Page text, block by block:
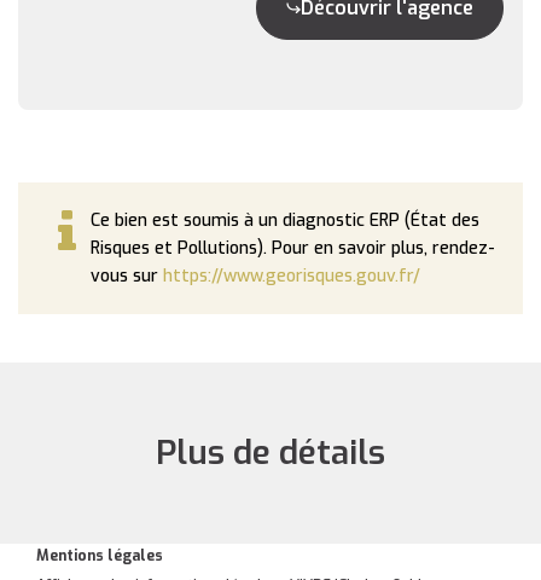
Découvrir l'agence
Ce bien est soumis à un diagnostic ERP (État des
Risques et Pollutions). Pour en savoir plus, rendez-
vous sur https://www.georisques.gouv.fr/
Plus de détails
Mentions légales